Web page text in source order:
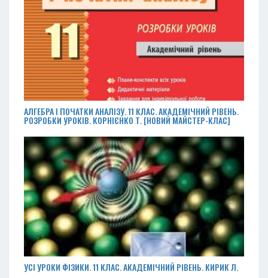
АЛГЕБРА І ПОЧАТКИ АНАЛІЗУ. 11 КЛАС. АКАДЕМІЧНИЙ РІВЕНЬ.
РОЗРОБКИ УРОКІВ. КОРНІЄНКО Т. [НОВИЙ МАЙСТЕР-КЛАС]
УСІ УРОКИ ФІЗИКИ. 11 КЛАС. АКАДЕМІЧНИЙ РІВЕНЬ. КИРИК Л.